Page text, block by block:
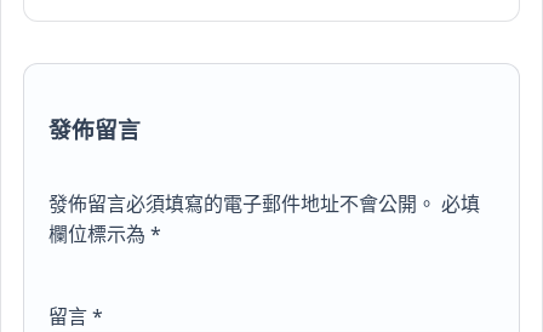
發佈留言
發佈留言必須填寫的電子郵件地址不會公開。 必填
欄位標示為*
留言*